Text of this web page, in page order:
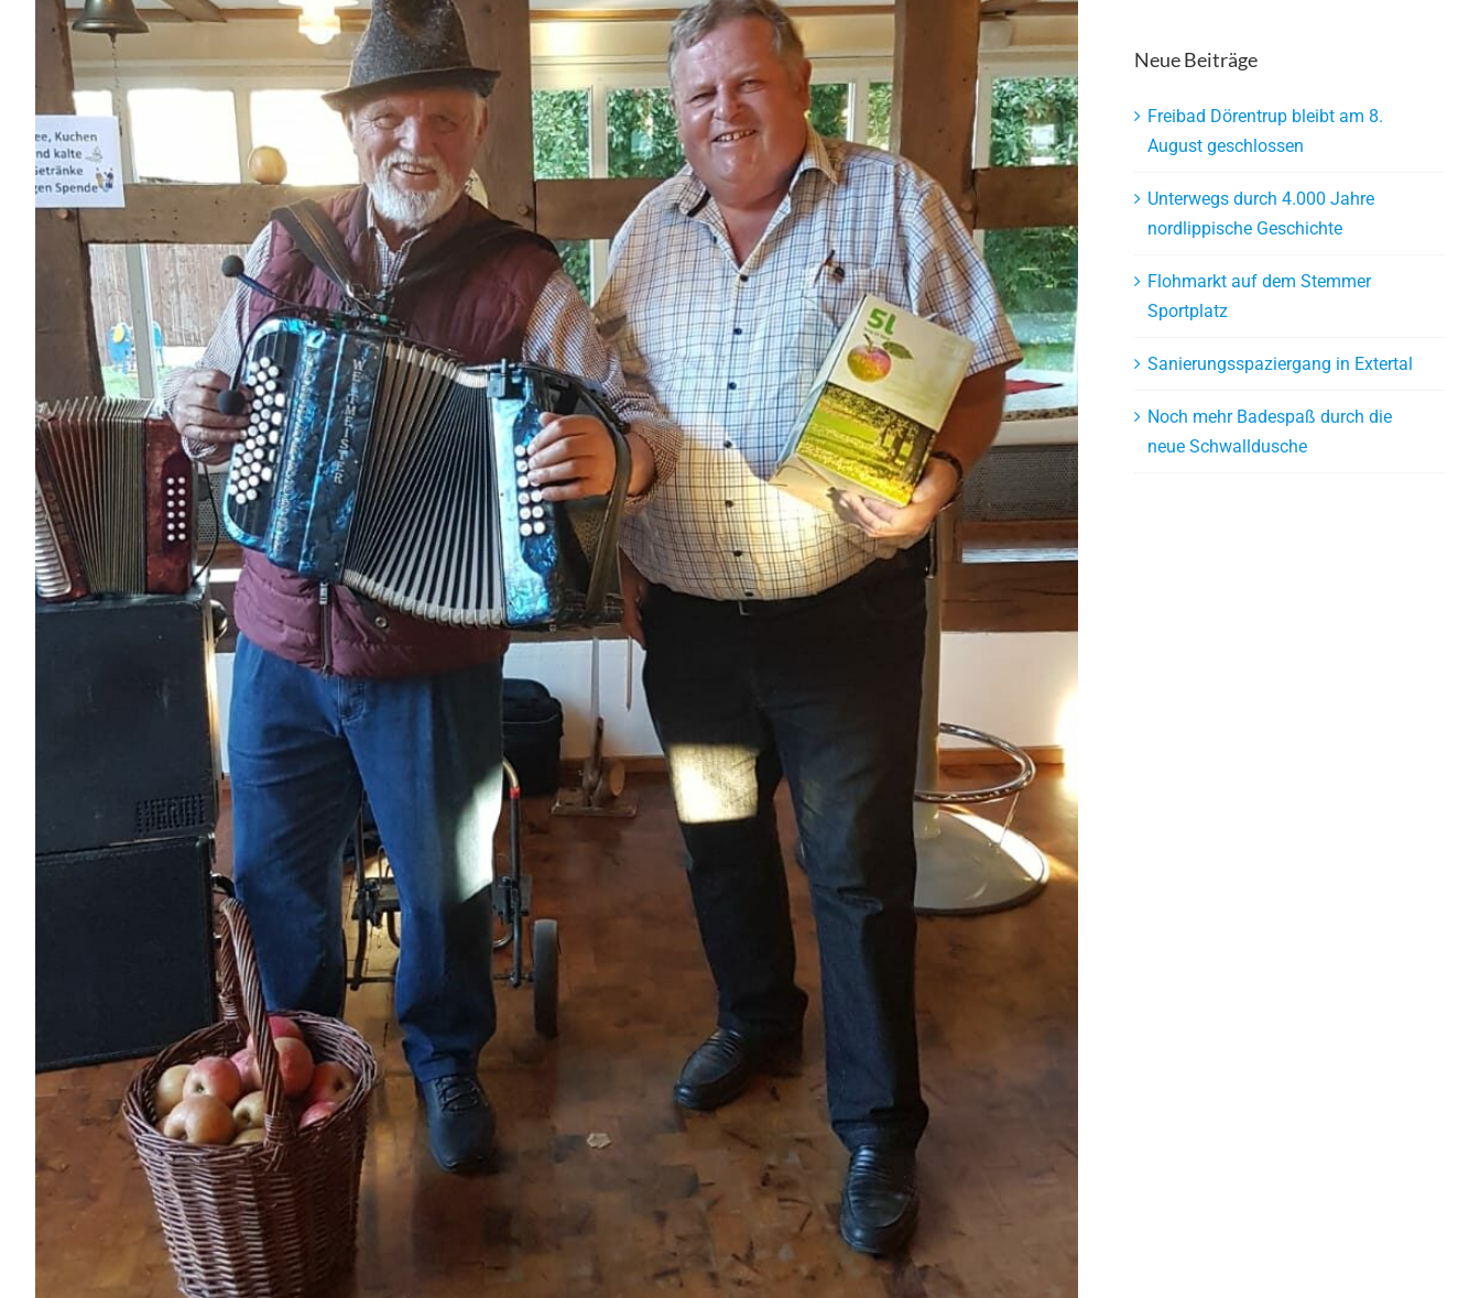
Neue Beiträge
Freibad Dörentrup bleibt am 8.
August geschlossen
Unterwegs durch 4.000 Jahre
nordlippische Geschichte
Flohmarkt auf dem Stemmer
Sportplatz
Sanierungsspaziergang in Extertal
Noch mehr Badespaß durch die
neue Schwalldusche